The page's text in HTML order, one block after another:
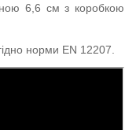
6,6 см з коробкою
норми EN 12207.